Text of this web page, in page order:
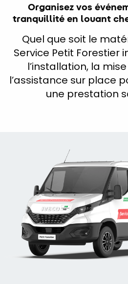
Organisez vos
tranquillité en louant
Quel que soit le
Service Petit Forestier
l’installation, la
l’assistance sur place
une prestation